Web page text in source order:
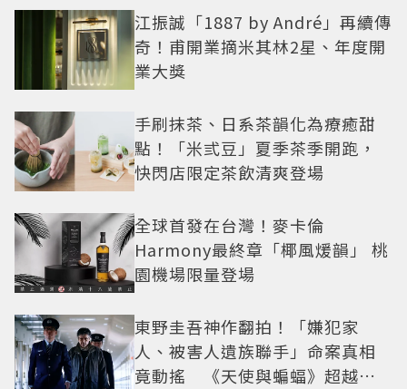
江振誠「1887 by André」再續傳
奇！甫開業摘米其林2星、年度開
業大獎
手刷抹茶、日系茶韻化為療癒甜
點！「米弎豆」夏季茶季開跑，
快閃店限定茶飲清爽登場
全球首發在台灣！麥卡倫
Harmony最終章「椰風煖韻」 桃
園機場限量登場
東野圭吾神作翻拍！「嫌犯家
人、被害人遺族聯手」命案真相
竟動搖 《天使與蝙蝠》超越懸